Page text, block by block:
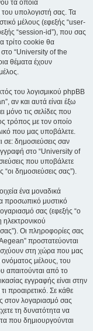
τα οποία
υπολογιστή σας. Τα
μέλους (εφεξής “user-
“session-id”), που σας
τρίτο cookie θα
στο “University of the
θέματα έχουν
του λογισμικού phpBB
αν και αυτά είναι έξω
μόνο τις σελίδες που
τρόπος με τον οποίο
που μας υποβάλετε.
σε: δημοσιεύσεις σαν
στο “University of
που υποβάλετε
“οι δημοσιεύσεις σας”).
ένα μοναδικά
προσωπικό μυστικό
σας (εφεξής “ο
Οι πληροφορίες σας
προστατεύονται
στη χώρα που μας
ονόματος μέλους, του
απαιτούνται από το
εγγραφής είναι στην
προαιρετικό. Σε κάθε
στον λογαριασμό σας
τη δυνατότητα να
που δημιουργούνται